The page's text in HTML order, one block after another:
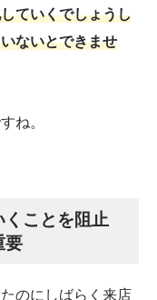
ていくでしょうし
ないとできませ
ね。
ことを阻止
要
のにしばらく来店